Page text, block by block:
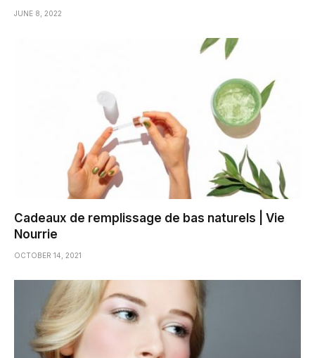
JUNE 8, 2022
Cadeaux de remplissage de bas naturels | Vie
Nourrie
OCTOBER 14, 2021